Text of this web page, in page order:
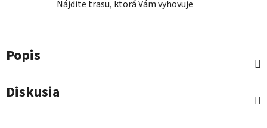
Nájdite trasu, ktorá Vám vyhovuje
Popis
Diskusia